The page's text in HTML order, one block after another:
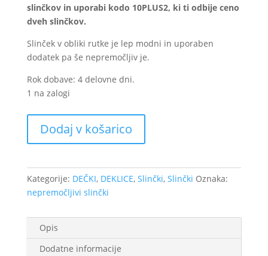
slinčkov in uporabi kodo 10PLUS2, ki ti odbije ceno
dveh slinčkov.
Slinček v obliki rutke je lep modni in uporaben
dodatek pa še nepremočljiv je.
Rok dobave: 4 delovne dni.
1 na zalogi
slinček
-
količina
Dodaj v košarico
Kategorije: DEČKI, DEKLICE, Slinčki, Slinčki Oznaka:
nepremočljivi slinčki
Opis
Dodatne informacije